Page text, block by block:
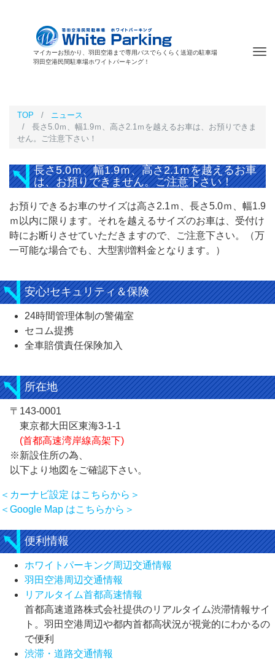
マイカーお預かり、羽田空港まで専用バスでらくらく送迎の駐車場
羽田空港民間駐車場ホワイトパーキング！
TOP
ニュース
長さ5.0ｍ、幅1.9ｍ、高さ2.1ｍを越えるお車は、お預りできま
せん。ご注意下さい！
長さ5.0ｍ、幅1.9ｍ、高さ2.1ｍを越えるお車
は、お預りできません。ご注意下さい！
お預りできるお車のサイズは高さ2.1ｍ、長さ5.0ｍ、幅1.9
ｍ以内に限ります。それを越えるサイズのお車は、受付け
時にお断りさせていただきますので、ご注意下さい。（万
一可能な場合でも、大型割増料金となります。）
安心!セキュリティ＆保険
24時間管理体制の警備室
セコム提携
全車賠償責任保険加入
所在地
〒143-0001
東京都大田区東海3-1-1
(首都高速湾岸線高架下)
※新設住所の為、
以下より地図をご確認下さい。
＜カーナビ設定 はこちらから＞
＜Google Map はこちらから＞
便利情報
ホワイトパーキング周辺交通情報
羽田空港周辺交通情報
リアルタイム首都高速情報
首都高速道路株式会社提供のリアルタイム渋滞情報サイ
ト。羽田空港周辺や都内首都高状況が視覚的にわかるの
で便利
渋滞・道路交通情報